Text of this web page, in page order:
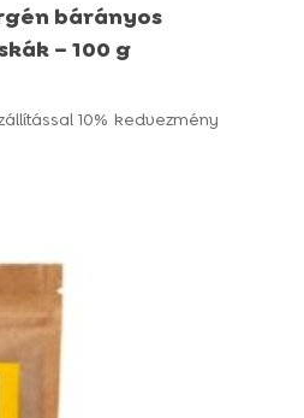
bárányos
– 100 g
10% kedvezmény